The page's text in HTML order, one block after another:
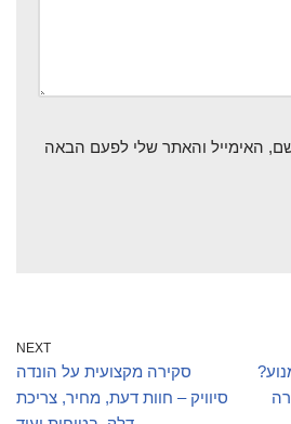
האימייל והאתר שלי לפעם הבאה
NEXT
סקירה מקצועית על הונדה
סיוויק – חוות דעת, מחיר, צריכת